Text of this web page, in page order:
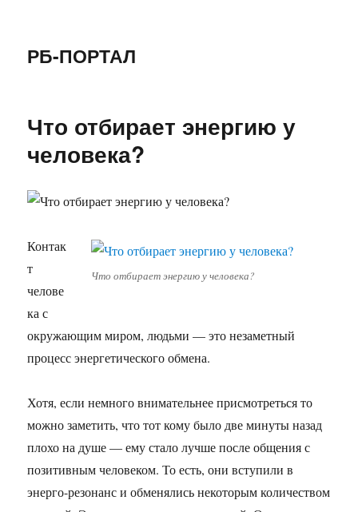
РБ-ПОРТАЛ
Что отбирает энергию у
человека?
Что отбирает энергию у человека?
Контак
т
челове
ка с
окружающим миром, людьми — это незаметный
процесс энергетического обмена.
Хотя, если немного внимательнее присмотреться то
можно заметить, что тот кому было две минуты назад
плохо на душе — ему стало лучше после общения с
позитивным человеком. То есть, они вступили в
энерго-резонанс и обменялись некоторым количеством